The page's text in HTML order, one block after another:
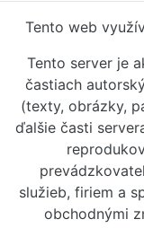
Tento web
Tento server je
častiach
(texty, obrázky,
ďalšie časti
služieb, firiem a
obchodnými